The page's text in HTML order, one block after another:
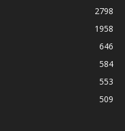
2798
1958
646
584
553
509